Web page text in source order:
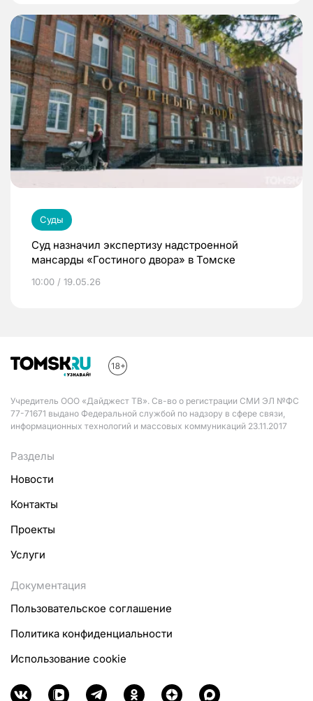
Суды
Суд назначил экспертизу надстроенной
мансарды «Гостиного двора» в Томске
10:00 / 19.05.26
Учредитель ООО «Дайджест ТВ». Св-во о регистрации СМИ ЭЛ №ФС
77-71671 выдано Федеральной службой по надзору в сфере связи,
информационных технологий и массовых коммуникаций 23.11.2017
Разделы
Новости
Контакты
Проекты
Услуги
Документация
Пользовательское соглашение
Политика конфиденциальности
Использование cookie